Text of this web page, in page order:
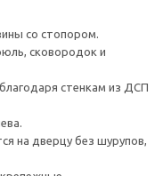
со стопором.
сковородок и
стенкам из ДСП
на дверцу без шурупов,